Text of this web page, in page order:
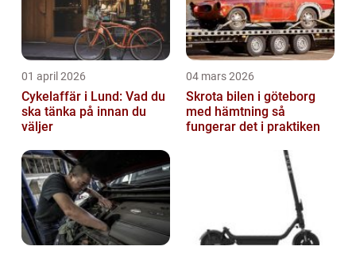
01 april 2026
Cykelaffär i Lund: Vad du
ska tänka på innan du
väljer
04 mars 2026
Skrota bilen i göteborg
med hämtning så
fungerar det i praktiken